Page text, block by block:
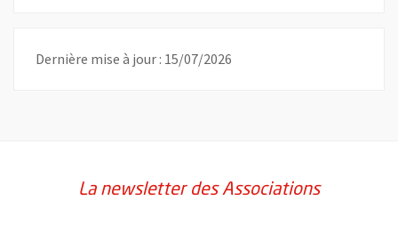
Dernière mise à jour : 15/07/2026
La newsletter des Associations